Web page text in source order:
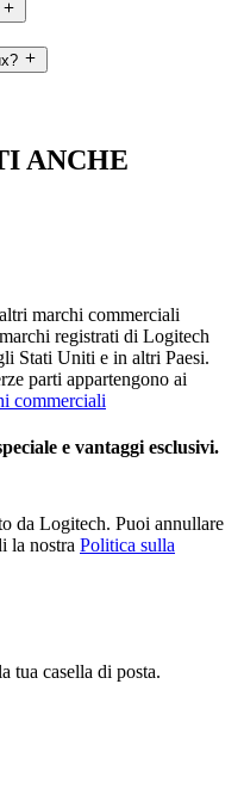
ANCHE
marchi commerciali
registrati di Logitech
Stati Uniti e in altri Paesi.
parti appartengono ai
commerciali
e vantaggi esclusivi.
da Logitech. Puoi annullare
la nostra Politica sulla
tua casella di posta.